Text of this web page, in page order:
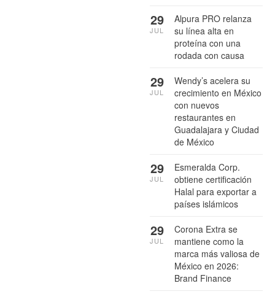
Alpura PRO relanza
su línea alta en
proteína con una
rodada con causa
29
JUL
Wendy’s acelera su
crecimiento en México
con nuevos
restaurantes en
Guadalajara y Ciudad
de México
29
JUL
Esmeralda Corp.
obtiene certificación
Halal para exportar a
países islámicos
29
JUL
Corona Extra se
mantiene como la
marca más valiosa de
México en 2026:
Brand Finance
29
JUL